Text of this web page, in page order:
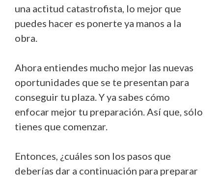
una actitud catastrofista, lo mejor que
puedes hacer es ponerte ya manos a la
obra.
Ahora entiendes mucho mejor las nuevas
oportunidades que se te presentan para
conseguir tu plaza. Y ya sabes cómo
enfocar mejor tu preparación. Así que, sólo
tienes que comenzar.
Entonces, ¿cuáles son los pasos que
deberías dar a continuación para preparar